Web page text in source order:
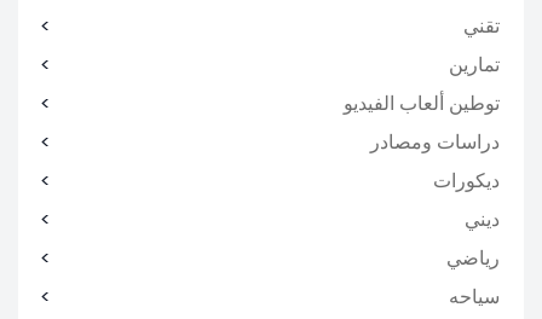
تقني
تمارين
توطين ألعاب الفيديو
دراسات ومصادر
ديكورات
ديني
رياضي
سياحه